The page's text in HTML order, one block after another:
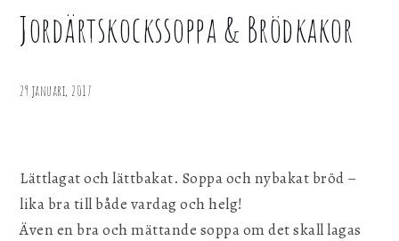
Jordärtskockssoppa
& Brödkakor
Jordärtskockssoppa & Brödkakor
29 januari, 2017
Lättlagat och lättbakat. Soppa och nybakat bröd –
lika bra till både vardag och helg!
Även en bra och mättande soppa om det skall lagas
personligen med hjälp av dessa uppgifter.
Genom att dela ditt surfbeteende på vår
Spara inställningar